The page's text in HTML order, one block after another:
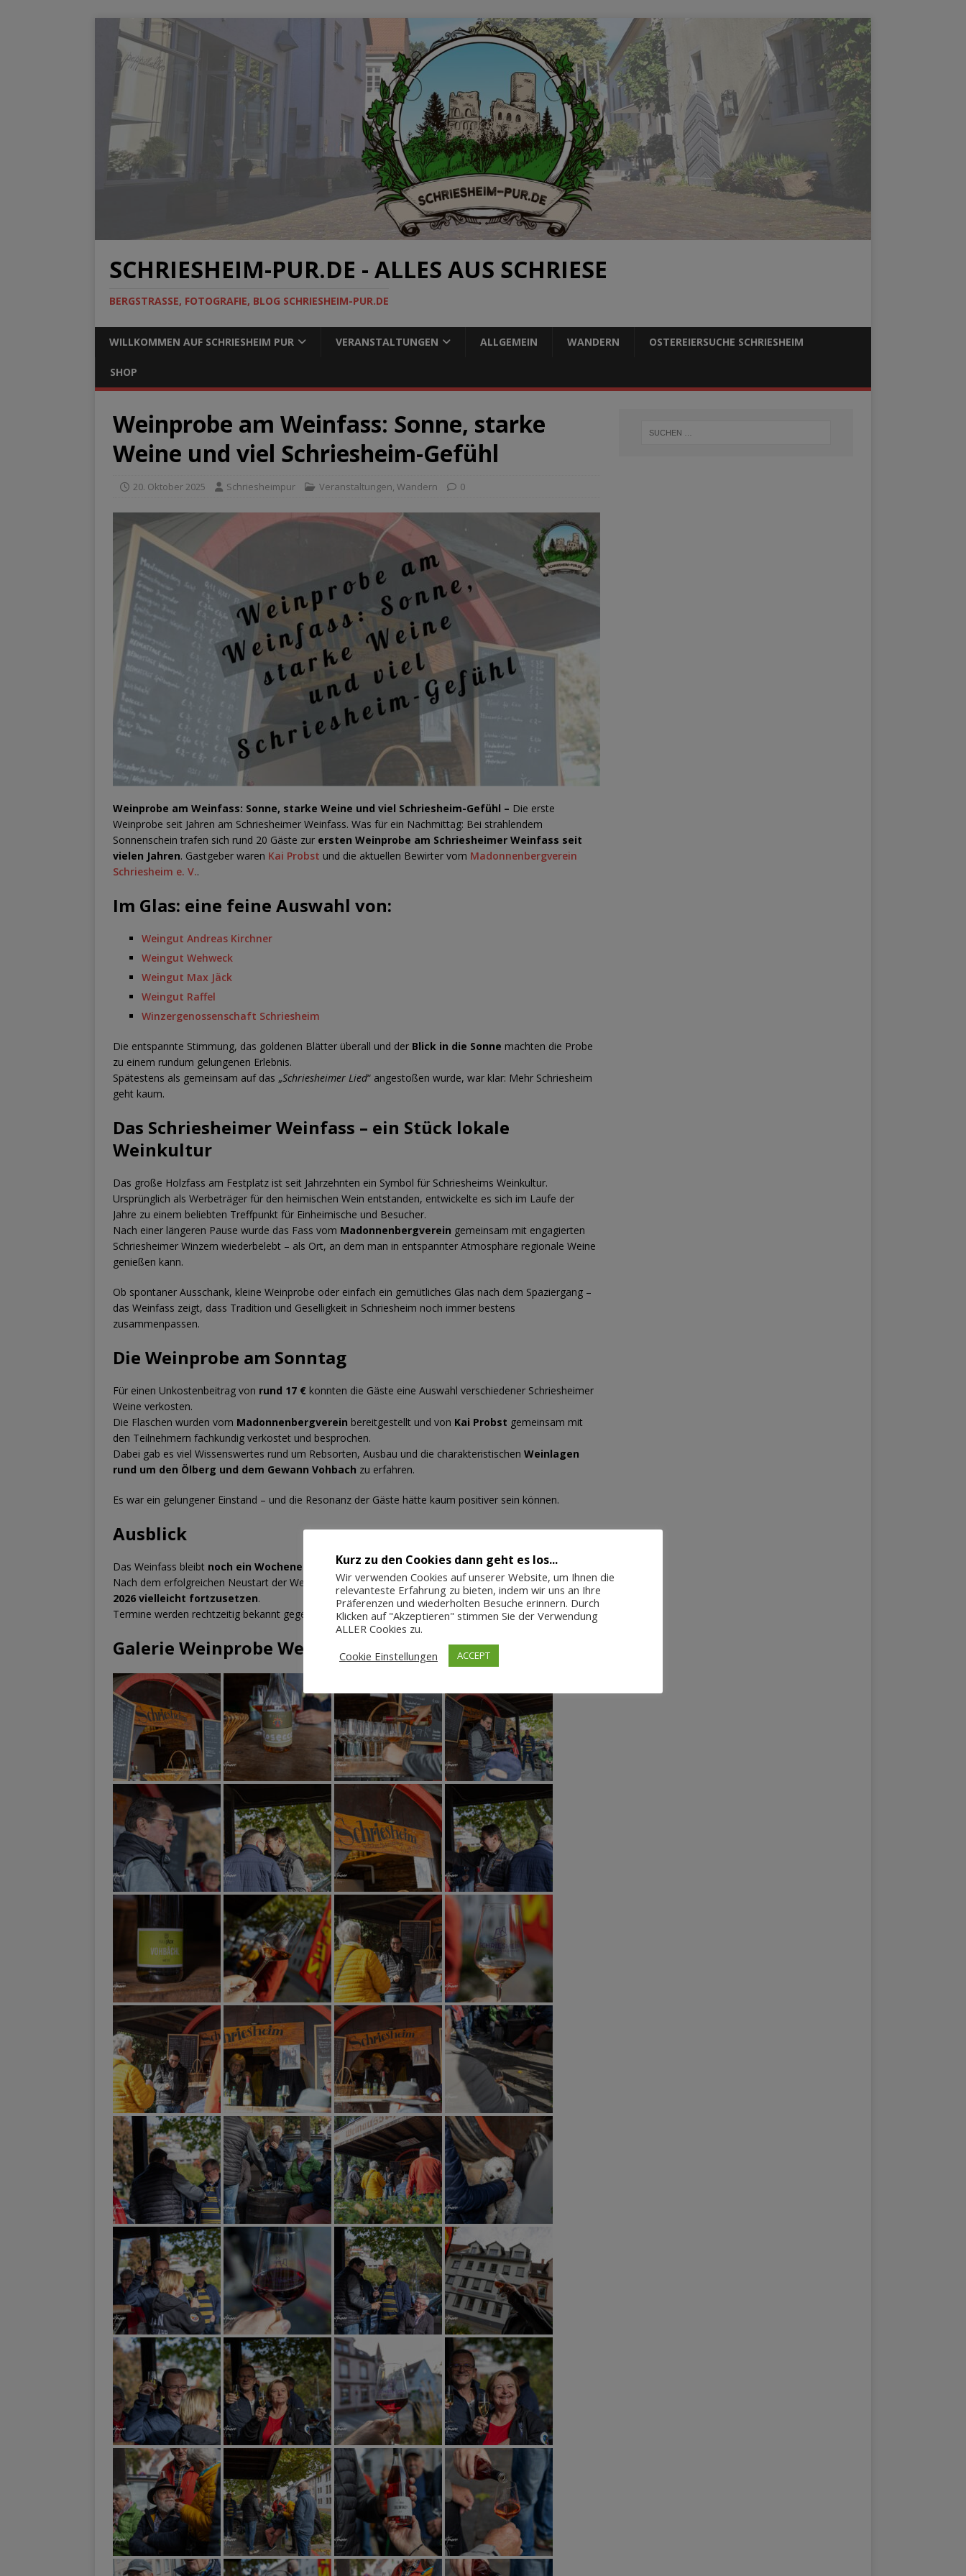
SCHRIESHEIM-PUR.DE - ALLES AUS SCHRIESE
BERGSTRASSE, FOTOGRAFIE, BLOG SCHRIESHEIM-PUR.DE
WILLKOMMEN AUF SCHRIESHEIM PUR VERANSTALTUNGEN ALLGEMEIN WANDERN OSTEREIERSUCHE SCHRIESHEIM
SHOP
Weinprobe am Weinfass: Sonne, starke
Weine und viel Schriesheim-Gefühl
20. Oktober 2025 Schriesheimpur Veranstaltungen Wandern 0
Weinprobe am Weinfass: Sonne, starke Weine und viel Schriesheim-Gefühl – Die erste
Weinprobe seit Jahren am Schriesheimer Weinfass. Was für ein Nachmittag: Bei strahlendem
Sonnenschein trafen sich rund 20 Gäste zur ersten Weinprobe am Schriesheimer Weinfass seit
vielen Jahren. Gastgeber waren Kai Probst und die aktuellen Bewirter vom Madonnenbergverein
Schriesheim e. V..
Im Glas: eine feine Auswahl von:
Weingut Andreas Kirchner
Weingut Wehweck
Weingut Max Jäck
Weingut Raffel
Winzergenossenschaft Schriesheim
Die entspannte Stimmung, das goldenen Blätter überall und der Blick in die Sonne machten die Probe
zu einem rundum gelungenen Erlebnis.
Spätestens als gemeinsam auf das „Schriesheimer Lied“ angestoßen wurde, war klar: Mehr Schriesheim
geht kaum.
Das Schriesheimer Weinfass – ein Stück lokale
Weinkultur
Das große Holzfass am Festplatz ist seit Jahrzehnten ein Symbol für Schriesheims Weinkultur.
Ursprünglich als Werbeträger für den heimischen Wein entstanden, entwickelte es sich im Laufe der
Jahre zu einem beliebten Treffpunkt für Einheimische und Besucher.
Nach einer längeren Pause wurde das Fass vom Madonnenbergverein gemeinsam mit engagierten
Schriesheimer Winzern wiederbelebt – als Ort, an dem man in entspannter Atmosphäre regionale Weine
genießen kann.
Ob spontaner Ausschank, kleine Weinprobe oder einfach ein gemütliches Glas nach dem Spaziergang –
das Weinfass zeigt, dass Tradition und Geselligkeit in Schriesheim noch immer bestens
zusammenpassen.
Die Weinprobe am Sonntag
Für einen Unkostenbeitrag von rund 17 € konnten die Gäste eine Auswahl verschiedener Schriesheimer
Weine verkosten.
Die Flaschen wurden vom Madonnenbergverein bereitgestellt und von Kai Probst gemeinsam mit
den Teilnehmern fachkundig verkostet und besprochen.
Dabei gab es viel Wissenswertes rund um Rebsorten, Ausbau und die charakteristischen Weinlagen
rund um den Ölberg und dem Gewann Vohbach zu erfahren.
Es war ein gelungener Einstand – und die Resonanz der Gäste hätte kaum positiver sein können.
Ausblick
Das Weinfass bleibt noch ein Wochenende geöffnet– danach geht es in die Winterpause.
Nach dem erfolgreichen Neustart der Weinprobe plant derplanen die Beteiligten, diese ab Frühjahr
2026 vielleicht fortzusetzen.
Termine werden rechtzeitig bekannt gegeben.
Galerie Weinprobe Weinfass Schriesheim 2025:
Kurz zu den Cookies dann geht es los...
Wir verwenden Cookies auf unserer Website, um Ihnen die
relevanteste Erfahrung zu bieten, indem wir uns an Ihre
Präferenzen und wiederholten Besuche erinnern. Durch
Klicken auf "Akzeptieren" stimmen Sie der Verwendung
ALLER Cookies zu.
Cookie Einstellungen
ACCEPT